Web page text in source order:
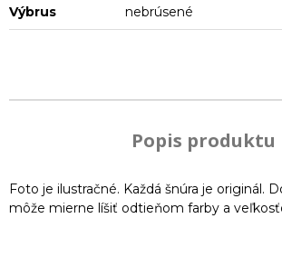
Výbrus nebrúsené
Popis produktu
Foto je ilustračné. Každá šnúra je originál.
môže mierne líšiť odtieňom farby a